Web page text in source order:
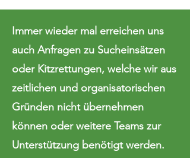
Immer wieder mal erreichen uns
auch Anfragen zu Sucheinsätzen
oder Kitzrettungen, welche wir aus
zeitlichen und organisatorischen
Gründen nicht übernehmen
können oder weitere Teams zur
Unterstützung benötigt werden.